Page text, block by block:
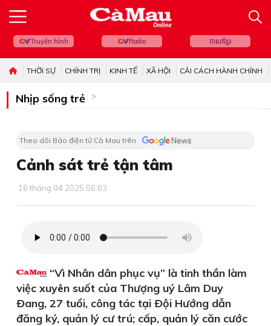
Truyền hình Radio ភាសាខ្មែរ
THỜI SỰ CHÍNH TRỊ KINH TẾ XÃ HỘI CẢI CÁCH HÀNH CHÍNH
Nhịp sống trẻ
Theo dõi Báo điện tử Cà Mau trên
Cảnh sát trẻ tận tâm
16 tháng 04 2025 06:03
“Vì Nhân dân phục vụ” là tinh thần làm
việc xuyên suốt của Thượng uý Lâm Duy
Ðang, 27 tuổi, công tác tại Ðội Hướng dẫn
đăng ký, quản lý cư trú; cấp, quản lý căn cước